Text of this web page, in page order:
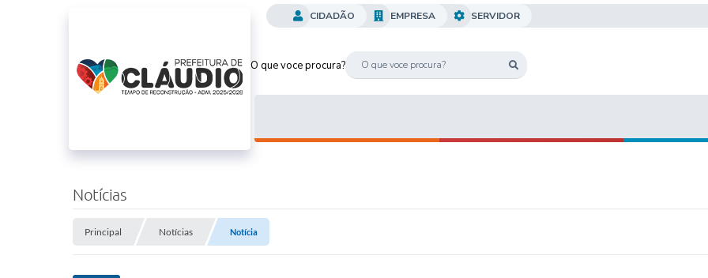
O que voce procura?
CIDADÃO EMPRESA SERVIDOR
Notícias
Principal Notícias Notícia